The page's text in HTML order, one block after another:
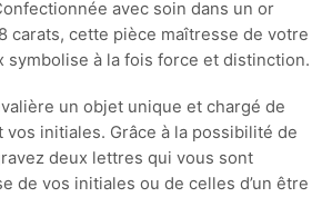
avec soin dans un or
carats, cette pièce maîtresse de votre
symbolise à la fois force et distinction.
un objet unique et chargé de
vos initiales. Grâce à la possibilité de
deux lettres qui vous sont
de vos initiales ou de celles d’un être